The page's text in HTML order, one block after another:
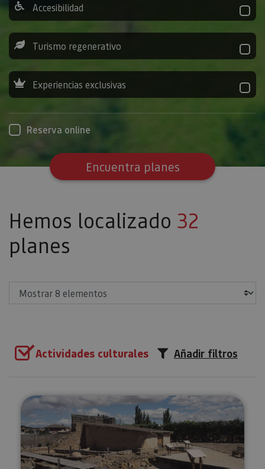
Accesibilidad
Turismo regenerativo
Experiencias exclusivas
Reserva online
Encuentra planes
Hemos localizado 32
planes
Actividades culturales Añadir filtros
Visita guiada al Museo y